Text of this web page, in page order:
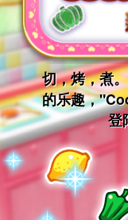
切，烤，煮
的乐趣，
登